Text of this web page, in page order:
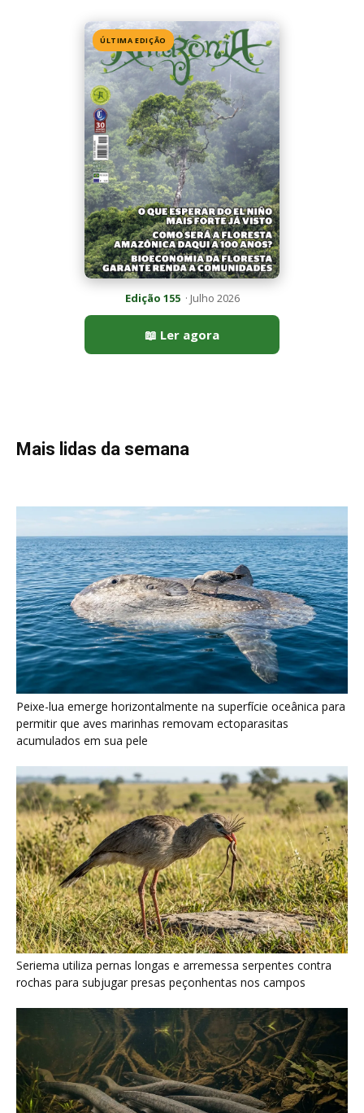
Edição 155· Julho 2026
📖 Ler agora
Mais lidas da semana
Peixe-lua emerge horizontalmente na superfície oceânica para
permitir que aves marinhas removam ectoparasitas
Seriema utiliza pernas longas e arremessa serpentes contra
rochas para subjugar presas peçonhentas nos campos
Poraquê sincroniza descargas elétricas em grupo para
amplificar campo elétrico e atordoar cardumes de peixes
maiores na Amazônia